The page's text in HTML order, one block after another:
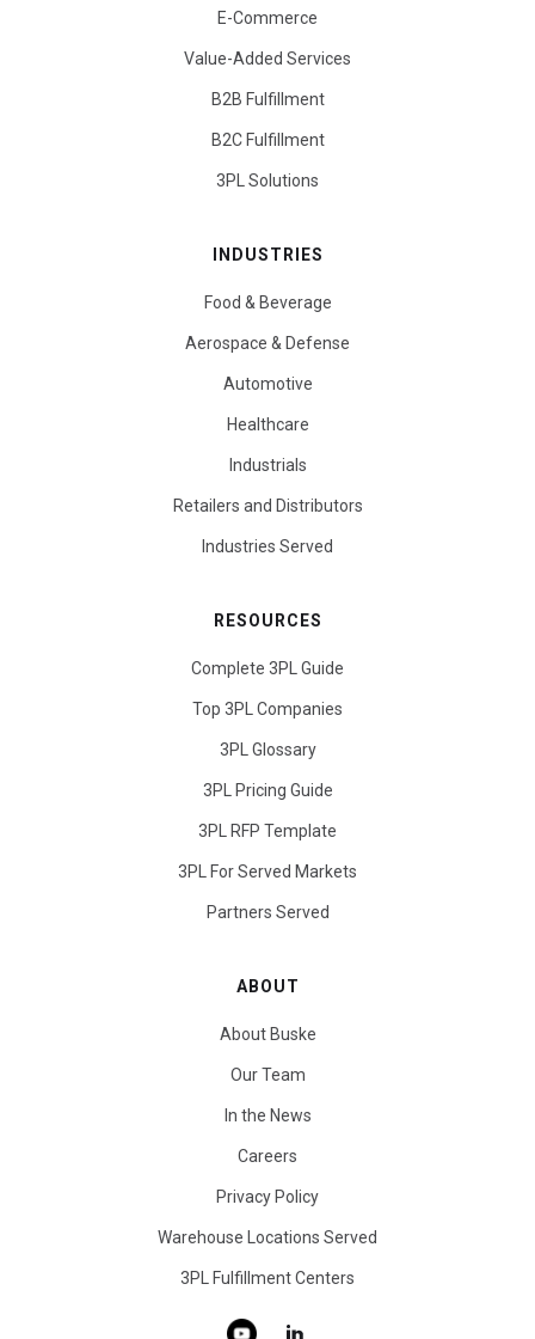
E-Commerce
Value-Added Services
B2B Fulfillment
B2C Fulfillment
3PL Solutions
INDUSTRIES
Food & Beverage
Aerospace & Defense
Automotive
Healthcare
Industrials
Retailers and Distributors
Industries Served
RESOURCES
Complete 3PL Guide
Top 3PL Companies
3PL Glossary
3PL Pricing Guide
3PL RFP Template
3PL For Served Markets
Partners Served
ABOUT
About Buske
Our Team
In the News
Careers
Privacy Policy
Warehouse Locations Served
3PL Fulfillment Centers